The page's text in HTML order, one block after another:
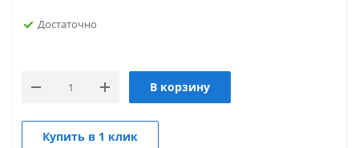
Достаточно
В корзину
Купить в 1 клик